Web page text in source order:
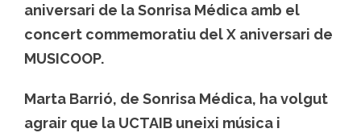
aniversari de la Sonrisa Médica amb el
concert commemoratiu del X aniversari de
MUSICOOP.
Marta Barrió, de Sonrisa Médica, ha volgut
agrair que la UCTAIB uneixi música i